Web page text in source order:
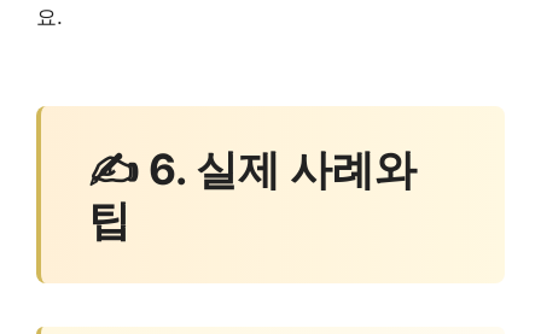
요.
✍ 6. 실제 사례와
팁